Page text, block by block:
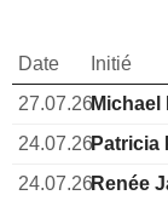
Date Initié
27.07.26Michael
24.07.26Patricia
24.07.26Renée